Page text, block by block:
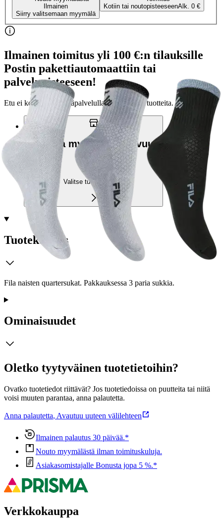
Ilmainen
Siirry valitsemaan myymälä
Kotiin tai noutopisteeseenAlk. 0 €
Ilmainen toimitus yli 100 €:n tilauksille
Postin pakettiautomaattiin tai
palvelupisteeseen!
Etu ei koske Suuri‑lisäpalvelulla toimitettavia tuotteita.
Tarkista myymäläsaatavuus
Valitse tuotteen koko
Tuotekuvaus
Fila naisten quartersukat. Pakkauksessa 3 paria sukkia.
Ominaisuudet
Oletko tyytyväinen tuotetietoihin?
Ovatko tuotetiedot riittävät? Jos tuotetiedoissa on puutteita tai niitä
voisi muuten parantaa, anna palautetta.
Anna palautetta, Avautuu uuteen välilehteen
Ilmainen palautus 30 päivää.*
Nouto myymälästä ilman toimituskuluja.
Asiakasomistajalle Bonusta jopa 5 %.*
Verkkokauppa